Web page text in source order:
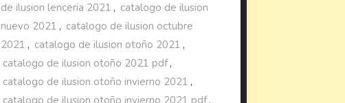
de ilusion lenceria 2021 , catalogo de ilusion
nuevo 2021 , catalogo de ilusion octubre
2021 , catalogo de ilusion otoño 2021 ,
catalogo de ilusion otoño 2021 pdf,
catalogo de ilusion otoño invierno 2021 ,